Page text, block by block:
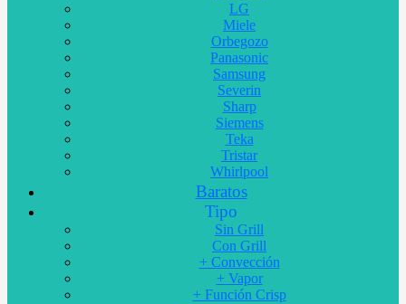
LG
Miele
Orbegozo
Panasonic
Samsung
Severin
Sharp
Siemens
Teka
Tristar
Whirlpool
Baratos
Tipo
Sin Grill
Con Grill
+ Convección
+ Vapor
+ Función Crisp